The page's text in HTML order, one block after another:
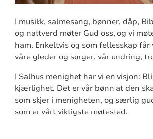
I musikk, salmesang, bønner, dåp,
og nattverd møter Gud oss, og vi
ham. Enkeltvis og som fellesskap får
våre gleder og sorger, vår undring,
I Salhus menighet har vi en visjon:
kjærlighet. Det er vår bønn at den
som skjer i menigheten, og særlig
som er vårt viktigste møtested.